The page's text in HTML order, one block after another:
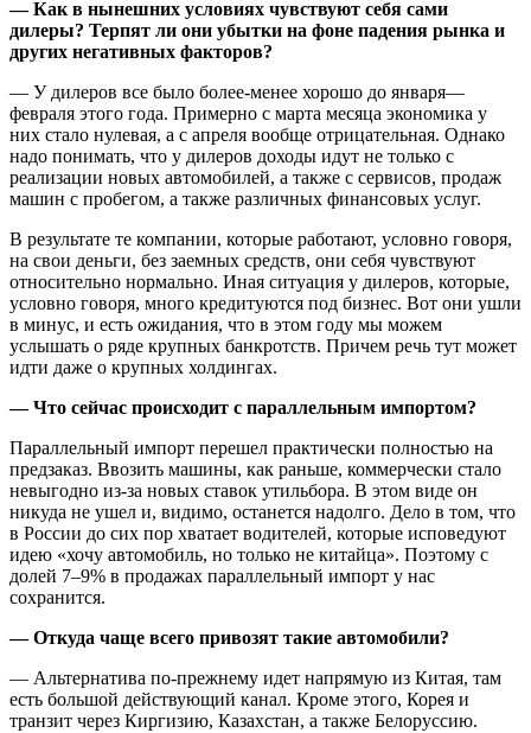
— Как в нынешних условиях чувствуют себя сами
дилеры? Терпят ли они убытки на фоне падения рынка и
других негативных факторов?
— У дилеров все было более-менее хорошо до января—
февраля этого года. Примерно с марта месяца экономика у
них стало нулевая, а с апреля вообще отрицательная. Однако
надо понимать, что у дилеров доходы идут не только с
реализации новых автомобилей, а также с сервисов, продаж
машин с пробегом, а также различных финансовых услуг.
В результате те компании, которые работают, условно говоря,
на свои деньги, без заемных средств, они себя чувствуют
относительно нормально. Иная ситуация у дилеров, которые,
условно говоря, много кредитуются под бизнес. Вот они ушли
в минус, и есть ожидания, что в этом году мы можем
услышать о ряде крупных банкротств. Причем речь тут может
идти даже о крупных холдингах.
— Что сейчас происходит с параллельным импортом?
Параллельный импорт перешел практически полностью на
предзаказ. Ввозить машины, как раньше, коммерчески стало
невыгодно из-за новых ставок утильбора. В этом виде он
никуда не ушел и, видимо, останется надолго. Дело в том, что
в России до сих пор хватает водителей, которые исповедуют
идею «хочу автомобиль, но только не китайца». Поэтому с
долей 7–9% в продажах параллельный импорт у нас
сохранится.
— Откуда чаще всего привозят такие автомобили?
— Альтернатива по-прежнему идет напрямую из Китая, там
есть большой действующий канал. Кроме этого, Корея и
транзит через Киргизию, Казахстан, а также Белоруссию.